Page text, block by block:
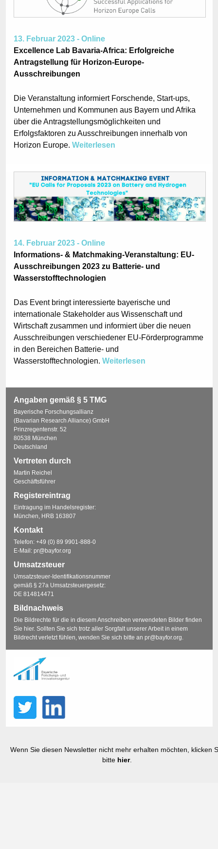
13. Februar 2023 - Online
Excellence Lab Bavaria-Africa: Erfolgreiche
Antragstellung für Horizon-Europe-
Ausschreibungen
Die Veranstaltung informiert Forschende, Start-ups,
Unternehmen und Kommunen aus Bayern und Afrika
über die Antragstellungsmöglichkeiten und
Erfolgsfaktoren zu Ausschreibungen innerhalb von
Horizon Europe. Weiterlesen
14. Februar 2023 - Online
Informations- & Matchmaking-Veranstaltung: EU-
Ausschreibungen 2023 zu Batterie- und
Wasserstofftechnologien
Das Event bringt interessierte bayerische und
internationale Stakeholder aus Wissenschaft und
Wirtschaft zusammen und informiert über die neuen
Ausschreibungen verschiedener EU-Förderprogramme
in den Bereichen Batterie- und
Wasserstofftechnologien. Weiterlesen
Angaben gemäß § 5 TMG
Bayerische Forschungsallianz
(Bavarian Research Alliance) GmbH
Prinzregentenstr. 52
80538 München
Deutschland
Vertreten durch
Martin Reichel
Geschäftsführer
Registereintrag
Eintragung im Handelsregister:
München, HRB 163807
Kontakt
Telefon: +49 (0) 89 9901-888-0
E-Mail: pr@bayfor.org
Umsatzsteuer
Umsatzsteuer-Identifikationsnummer
gemäß § 27a Umsatzsteuergesetz:
DE 814814471
Bildnachweis
Die Bildrechte für die in diesem Anschreiben verwendeten Bilder finden
Sie hier. Sollten Sie sich trotz aller Sorgfalt unserer Arbeit in einem
Bildrecht verletzt fühlen, wenden Sie sich bitte an pr@bayfor.org.
Wenn Sie diesen Newsletter nicht mehr erhalten möchten, klicken
bitte hier.